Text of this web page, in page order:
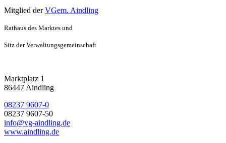
Mitglied derVGem. Aindling
Rathaus des Marktes und
Sitz der Verwaltungsgemeinschaft
Marktplatz 1
86447 Aindling
08237 9607-0
08237 9607-50
info@vg-aindling.de
www.aindling.de